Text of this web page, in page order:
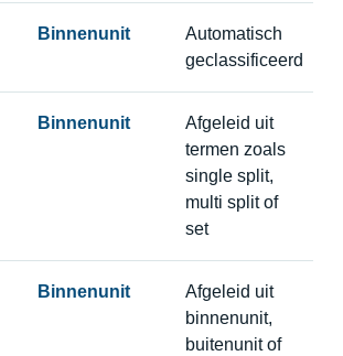
Binnenunit
Automatisch
geclassificeerd
Binnenunit
Afgeleid uit
termen zoals
single split,
multi split of
set
Binnenunit
Afgeleid uit
binnenunit,
buitenunit of